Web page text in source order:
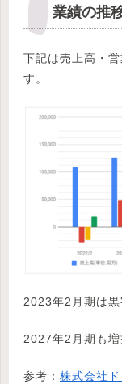
業績の推
下記は売上高・
す。
2023年2月期は黒
2027年2月期も増
参考： 株式会社